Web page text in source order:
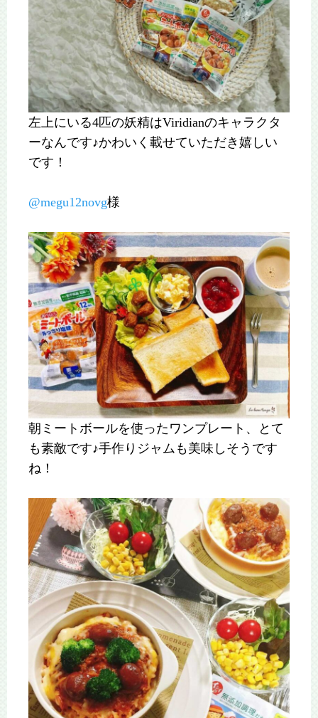
左上にいる4匹の妖精はViridianのキャラクタ
ーなんです♪かわいく載せていただき嬉しい
です！
@megu12novg様
朝ミートボールを使ったワンプレート、とて
も素敵です♪手作りジャムも美味しそうです
ね！